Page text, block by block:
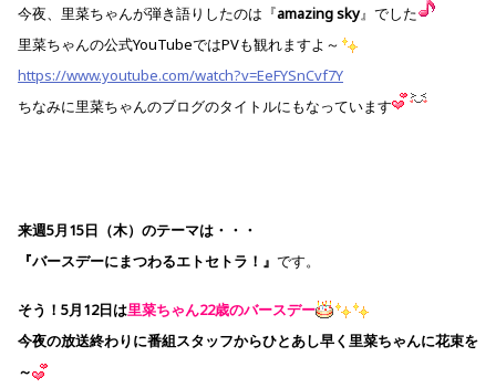
今夜、里菜ちゃんが弾き語りしたのは『amazing sky』でした
里菜ちゃんの公式YouTubeではPVも観れますよ～
https://www.youtube.com/watch?v=EeFYSnCvf7Y
ちなみに里菜ちゃんのブログのタイトルにもなっています
来週5月15日（木）のテーマは・・・
『バースデーにまつわるエトセトラ！』 です。
そう！5月12日は里菜ちゃん22歳のバースデー
今夜の放送終わりに番組スタッフからひとあし早く里菜ちゃんに花束を
～